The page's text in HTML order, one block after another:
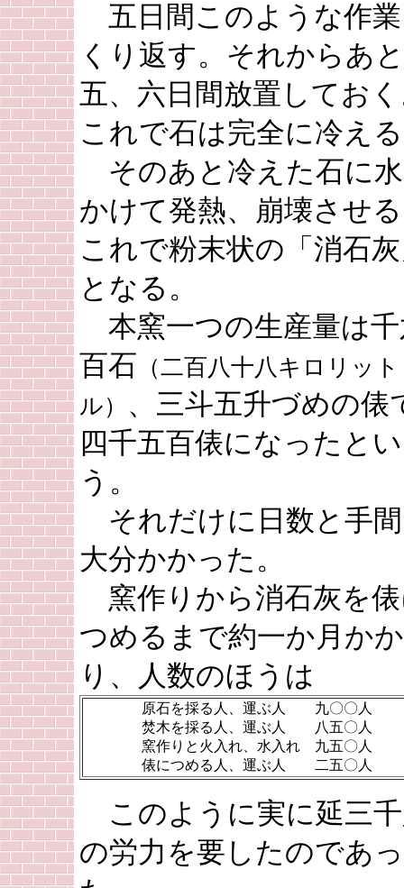
五日間このような作
くり返す。それからあと
五、六日間放置してお
これで石は完全に冷え
そのあと冷えた石に
かけて発熱、崩壊させ
これで粉末状の「消石
となる。
本窯一つの生産量は
百石 （二百八十八キロリット
ル）
、三斗五升づめの俵
四千五百俵になったとい
う。
それだけに日数と手
大分かかった。
窯作りから消石灰を
つめるまで約一か月かか
り、人数のほうは
原石を採る人、運ぶ人 九〇〇人
焚木を採る人、運ぶ人 八五〇人
窯作りと火入れ、水入れ 九五〇人
俵につめる人、運ぶ人 二五〇人
このように実に延三
の労力を要したのであっ